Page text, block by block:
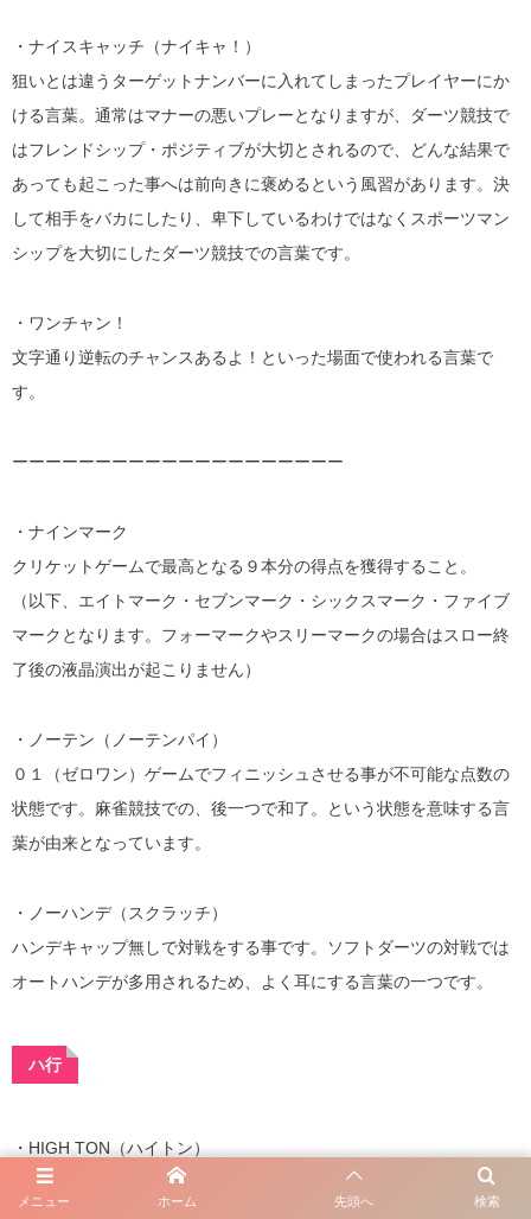
・ナイスキャッチ（ナイキャ！）
狙いとは違うターゲットナンバーに入れてしまったプレイヤーにか
ける言葉。通常はマナーの悪いプレーとなりますが、ダーツ競技で
はフレンドシップ・ポジティブが大切とされるので、どんな結果で
あっても起こった事へは前向きに褒めるという風習があります。決
して相手をバカにしたり、卑下しているわけではなくスポーツマン
シップを大切にしたダーツ競技での言葉です。
・ワンチャン！
文字通り逆転のチャンスあるよ！といった場面で使われる言葉で
す。
ーーーーーーーーーーーーーーーーーーーー
・ナインマーク
クリケットゲームで最高となる９本分の得点を獲得すること。
（以下、エイトマーク・セブンマーク・シックスマーク・ファイブ
マークとなります。フォーマークやスリーマークの場合はスロー終
了後の液晶演出が起こりません）
・ノーテン（ノーテンパイ）
０１（ゼロワン）ゲームでフィニッシュさせる事が不可能な点数の
状態です。麻雀競技での、後一つで和了。という状態を意味する言
葉が由来となっています。
・ノーハンデ（スクラッチ）
ハンデキャップ無しで対戦をする事です。ソフトダーツの対戦では
オートハンデが多用されるため、よく耳にする言葉の一つです。
ハ行
・HIGH TON（ハイトン）
151～179点を獲得すること。
メニュー 検索
ホーム 先頭へ